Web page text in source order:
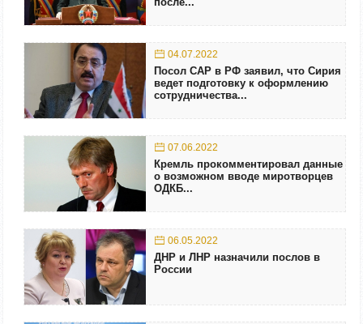
04.07.2022
Посол САР в РФ заявил, что Сирия
ведет подготовку к оформлению
сотрудничества...
07.06.2022
Кремль прокомментировал данные
о возможном вводе миротворцев
ОДКБ...
06.05.2022
ДНР и ЛНР назначили послов в
России